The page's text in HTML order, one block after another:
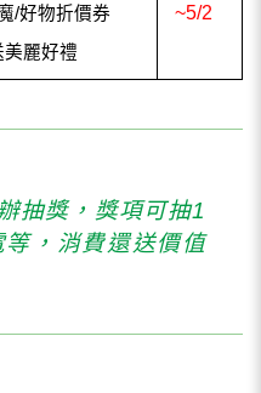
/好物折價券
麗好禮
~5/2
抽獎，獎項可抽1
，消費還送價值